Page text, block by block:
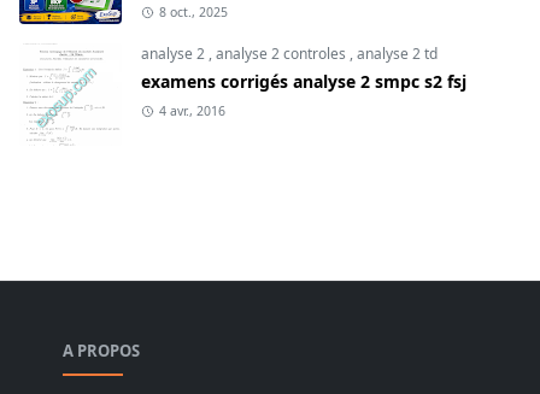
8 oct., 2025
analyse 2 ,analyse 2 controles ,analyse 2 td
examens corrigés analyse 2 smpc s2 fsj
4 avr., 2016
A PROPOS